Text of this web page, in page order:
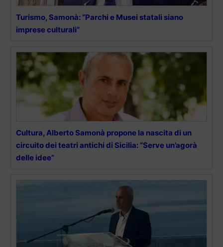
Turismo, Samonà: “Parchi e Musei statali siano
imprese culturali”
Cultura, Alberto Samonà propone la nascita di un
circuito dei teatri antichi di Sicilia: “Serve un’agorà
delle idee”